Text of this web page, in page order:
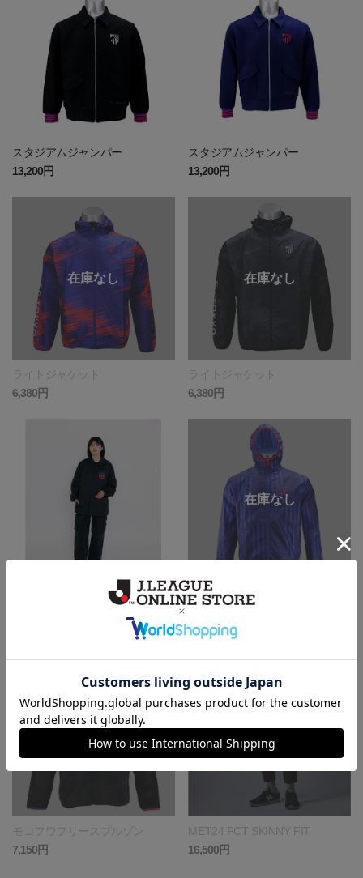
スタジアムジャンパー
13,200円
スタジアムジャンパー
13,200円
ライトジャケット
6,380円
ライトジャケット
6,380円
MILKFED.コラボ第9弾 コーチジ
ライトジャケット
6,200円
モコフワフリースブルゾン
7,150円
MET24 FCT SKINNY FIT
16,500円